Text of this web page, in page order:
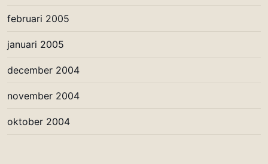
februari 2005
januari 2005
december 2004
november 2004
oktober 2004